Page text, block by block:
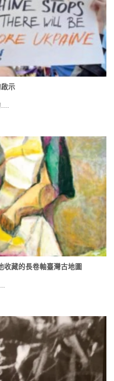
示
藏的長卷軸臺灣古地圖